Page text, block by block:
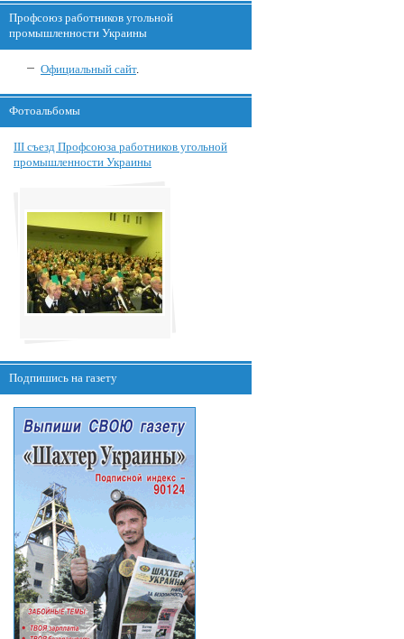
Профсоюз работников угольной
промышленности Украины
Официальный сайт.
Фотоальбомы
III съезд Профсоюза работников угольной
промышленности Украины
Подпишись на газету